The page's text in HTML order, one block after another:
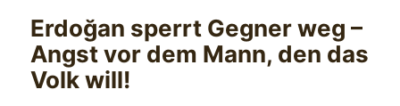
Erdoğan sperrt Gegner weg –
Angst vor dem Mann, den das
Volk will!